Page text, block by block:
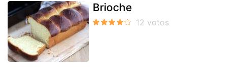
Brioche